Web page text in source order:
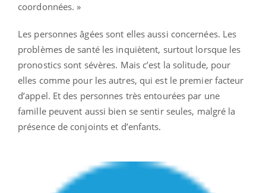
coordonnées. »
Les personnes âgées sont elles aussi concernées. Les
problèmes de santé les inquiètent, surtout lorsque les
pronostics sont sévères. Mais c’est la solitude, pour
elles comme pour les autres, qui est le premier facteur
d’appel. Et des personnes très entourées par une
famille peuvent aussi bien se sentir seules, malgré la
présence de conjoints et d’enfants.